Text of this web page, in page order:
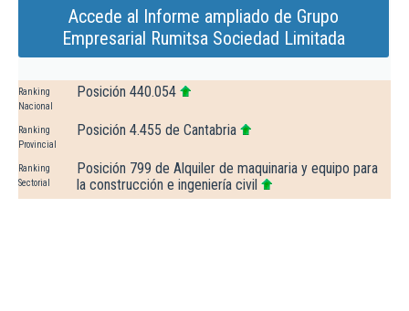
Accede al Informe ampliado de Grupo
Empresarial Rumitsa Sociedad Limitada
Ranking
Nacional
Posición 440.054
Ranking
Provincial
Posición 4.455 de Cantabria
Ranking
Sectorial
Posición 799 de Alquiler de maquinaria y equipo para
la construcción e ingeniería civil